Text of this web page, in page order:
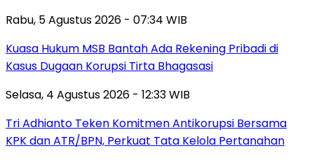
Rabu, 5 Agustus 2026 - 07:34 WIB
Kuasa Hukum MSB Bantah Ada Rekening Pribadi di
Kasus Dugaan Korupsi Tirta Bhagasasi
Selasa, 4 Agustus 2026 - 12:33 WIB
Tri Adhianto Teken Komitmen Antikorupsi Bersama
KPK dan ATR/BPN, Perkuat Tata Kelola Pertanahan